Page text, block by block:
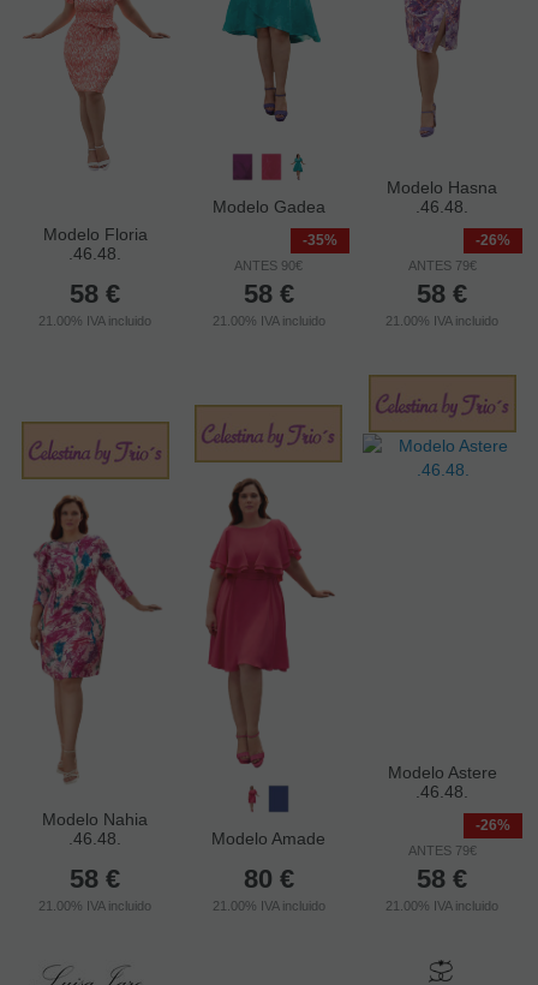
Modelo Floria
.46.48.
58 €
21.00% IVA incluido
Modelo Gadea
-35%
ANTES 90€
58 €
21.00% IVA incluido
Modelo Hasna
.46.48.
-26%
ANTES 79€
58 €
21.00% IVA incluido
Modelo Nahia
.46.48.
58 €
21.00% IVA incluido
Modelo Amade
80 €
21.00% IVA incluido
Modelo Astere
.46.48.
-26%
ANTES 79€
58 €
21.00% IVA incluido